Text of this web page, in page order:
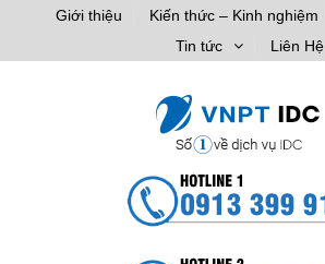
Giới thiệu Kiến thức – Kinh nghiệm
Tin tức
Liên Hệ